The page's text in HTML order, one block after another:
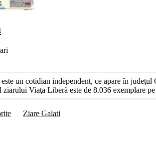
un cotidian independent, ce apare în
Viaţa Liberă este de 8.036 exemplare
Ziare Galati